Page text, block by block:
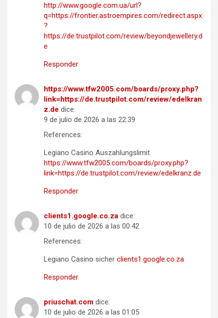
http://www.google.com.ua/url?
q=https://frontier.astroempires.com/redirect.aspx
?
https://de.trustpilot.com/review/beyondjewellery.d
e
Responder
https://www.tfw2005.com/boards/proxy.php?
link=https://de.trustpilot.com/review/edelkran
z.de dice:
9 de julio de 2026 a las 22:39
References:
Legiano Casino Auszahlungslimit
https://www.tfw2005.com/boards/proxy.php?
link=https://de.trustpilot.com/review/edelkranz.de
Responder
clients1.google.co.za dice:
10 de julio de 2026 a las 00:42
References:
Legiano Casino sicher clients1.google.co.za
Responder
priuschat.com dice:
10 de julio de 2026 a las 01:05